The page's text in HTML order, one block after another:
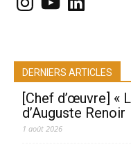
DERNIERS ARTICLES
[Chef d’œuvre] «
d’Auguste Renoir
1 août 2026